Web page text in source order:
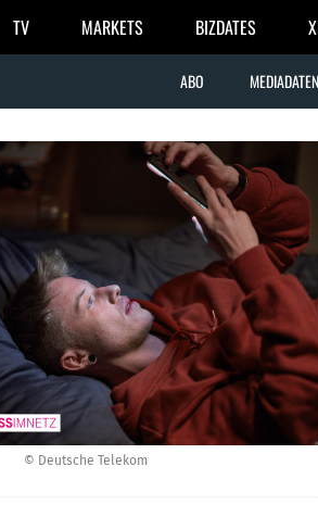
TV MARKETS BIZDATES
ABO MEDIADATEN
© Deutsche Telekom